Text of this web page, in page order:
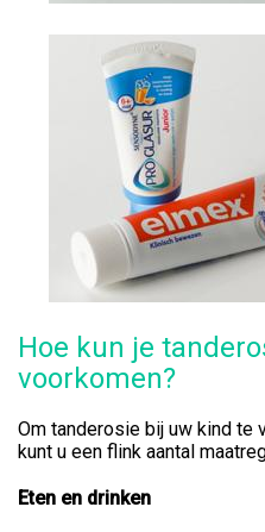
Hoe kun je
voorkomen?
Om tanderosie bij uw kind te
kunt u een flink aantal
Eten en drinken